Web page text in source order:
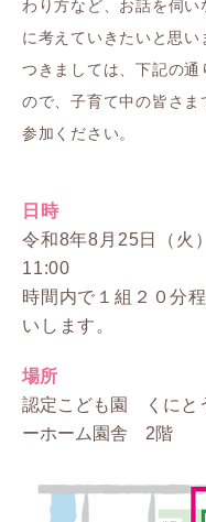
わり方など、お話を伺い
に考えていきたいと思い
つきましては、下記の通
ので、子育て中の皆さま
参加ください。
日時
令和8年8月25日（
11:00
時間内で１組２０分
いします。
場所
認定こども園 くに
ーホーム園舎 2階